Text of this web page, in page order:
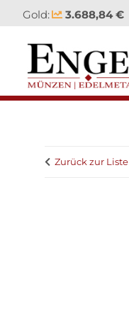
Gold: 3.688,84 €
Zurück zur Liste